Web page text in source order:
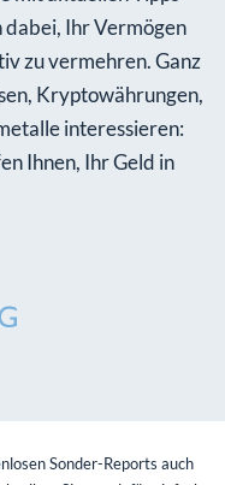
Ihr Vermögen
zu vermehren. Ganz
Kryptowährungen,
interessieren:
Ihnen, Ihr Geld in
Sonder-Reports auch